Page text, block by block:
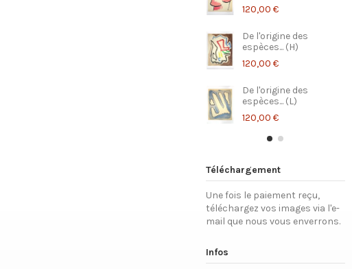
120,00 €
De l'origine des
espèces... (H)
120,00 €
De l'origine des
espèces... (L)
120,00 €
Téléchargement
Une fois le paiement reçu,
téléchargez vos images via l'e-
mail que nous vous enverrons.
Infos